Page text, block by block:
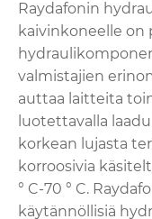
Raydafonin
kaivinkoneelle
valmistajien
auttaa laitteita
luotettavalla
korkean lujasta
korroosivia
° C-70 ° C.
käytännöllisiä